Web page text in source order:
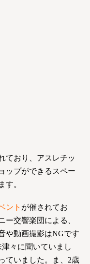
ており、アスレチッ
ップができるスペー
す。
ント が催されてお
ー交響楽団による、
や動画撮影はNGです
々に聞いていまし
ていました。ま、2歳